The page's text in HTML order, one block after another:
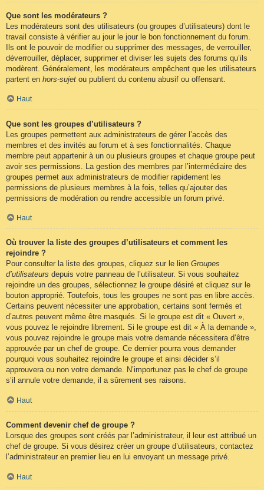
Que sont les modérateurs ?
Les modérateurs sont des utilisateurs (ou groupes d’utilisateurs) dont le
travail consiste à vérifier au jour le jour le bon fonctionnement du forum.
Ils ont le pouvoir de modifier ou supprimer des messages, de verrouiller,
déverrouiller, déplacer, supprimer et diviser les sujets des forums qu’ils
modèrent. Généralement, les modérateurs empêchent que les utilisateurs
partent en hors-sujet ou publient du contenu abusif ou offensant.
Haut
Que sont les groupes d’utilisateurs ?
Les groupes permettent aux administrateurs de gérer l’accès des
membres et des invités au forum et à ses fonctionnalités. Chaque
membre peut appartenir à un ou plusieurs groupes et chaque groupe peut
avoir ses permissions. La gestion des membres par l’intermédiaire des
groupes permet aux administrateurs de modifier rapidement les
permissions de plusieurs membres à la fois, telles qu’ajouter des
permissions de modération ou rendre accessible un forum privé.
Haut
Où trouver la liste des groupes d’utilisateurs et comment les
rejoindre ?
Pour consulter la liste des groupes, cliquez sur le lien Groupes
d’utilisateurs depuis votre panneau de l’utilisateur. Si vous souhaitez
rejoindre un des groupes, sélectionnez le groupe désiré et cliquez sur le
bouton approprié. Toutefois, tous les groupes ne sont pas en libre accès.
Certains peuvent nécessiter une approbation, certains sont fermés et
d’autres peuvent même être masqués. Si le groupe est dit « Ouvert »,
vous pouvez le rejoindre librement. Si le groupe est dit « À la demande »,
vous pouvez rejoindre le groupe mais votre demande nécessitera d’être
approuvée par un chef de groupe. Ce dernier pourra vous demander
pourquoi vous souhaitez rejoindre le groupe et ainsi décider s’il
approuvera ou non votre demande. N’importunez pas le chef de groupe
s’il annule votre demande, il a sûrement ses raisons.
Haut
Comment devenir chef de groupe ?
Lorsque des groupes sont créés par l’administrateur, il leur est attribué un
chef de groupe. Si vous désirez créer un groupe d’utilisateurs, contactez
l’administrateur en premier lieu en lui envoyant un message privé.
Haut